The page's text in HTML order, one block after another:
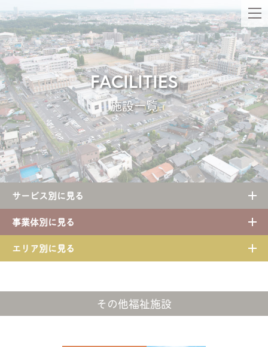
FACILITIES
施設一覧
サービス別に見る
事業体別に見る
エリア別に見る
その他福祉施設